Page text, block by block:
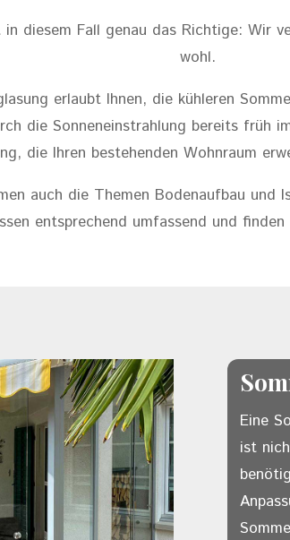
diesem Fall genau das Richtige: Wir
wohl.
erlaubt Ihnen, die kühleren
die Sonneneinstrahlung bereits früh
die Ihren bestehenden Wohnraum
auch die Themen Bodenaufbau
entsprechend umfassend und
Eine
ist